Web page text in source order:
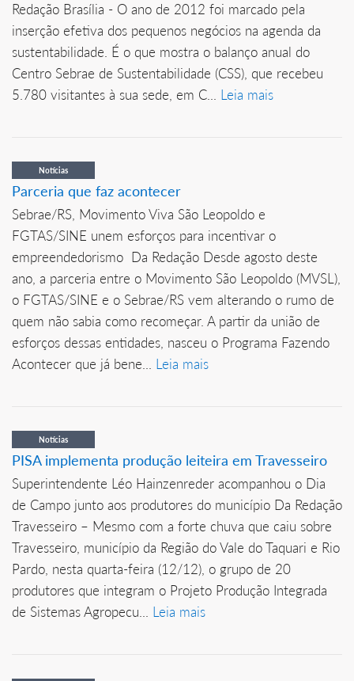
Redação Brasília - O ano de 2012 foi marcado pela
inserção efetiva dos pequenos negócios na agenda da
sustentabilidade. É o que mostra o balanço anual do
Centro Sebrae de Sustentabilidade (CSS), que recebeu
5.780 visitantes à sua sede, em C... Leia mais
Notícias
Parceria que faz acontecer
Sebrae/RS, Movimento Viva São Leopoldo e
FGTAS/SINE unem esforços para incentivar o
empreendedorismo Da Redação Desde agosto deste
ano, a parceria entre o Movimento São Leopoldo (MVSL),
o FGTAS/SINE e o Sebrae/RS vem alterando o rumo de
quem não sabia como recomeçar. A partir da união de
esforços dessas entidades, nasceu o Programa Fazendo
Acontecer que já bene... Leia mais
Notícias
PISA implementa produção leiteira em Travesseiro
Superintendente Léo Hainzenreder acompanhou o Dia
de Campo junto aos produtores do município Da Redação
Travesseiro – Mesmo com a forte chuva que caiu sobre
Travesseiro, município da Região do Vale do Taquari e Rio
Pardo, nesta quarta-feira (12/12), o grupo de 20
produtores que integram o Projeto Produção Integrada
de Sistemas Agropecu... Leia mais